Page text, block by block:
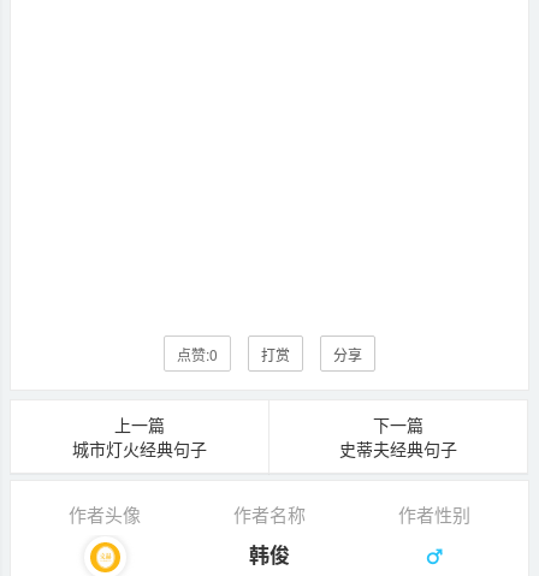
点赞:0 打赏 分享
上一篇
城市灯火经典句子
下一篇
史蒂夫经典句子
作者头像 作者名称 作者性别
韩俊